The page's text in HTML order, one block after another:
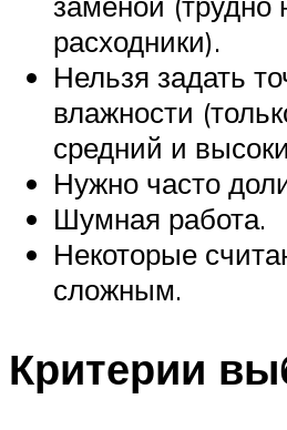
расходники).
Нельзя задать
влажности
средний и
Нужно часто
Шумная работа.
Некоторые
сложным.
Критерии